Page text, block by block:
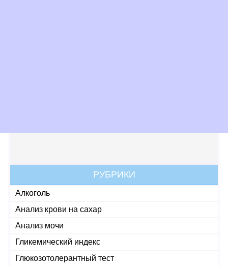
РУБРИКИ
Алкоголь
Анализ крови на сахар
Анализ мочи
Гликемический индекс
Глюкозотолерантный тест